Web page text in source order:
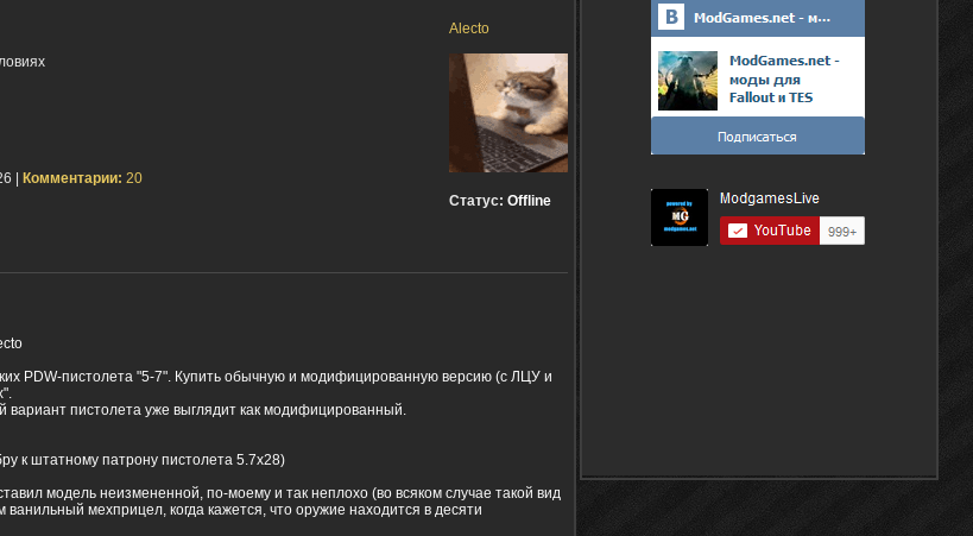
Alecto
Статус: Offline
| Комментарии: 20
PDW-пистолета "5-7". Купить обычную и модифицированную версию (с ЛЦУ и
вариант пистолета уже выглядит как модифицированный.
к штатному патрону пистолета 5.7х28)
модель неизмененной, по-моему и так неплохо (во всяком случае такой вид
мехприцел, когда кажется, что оружие находится в десяти